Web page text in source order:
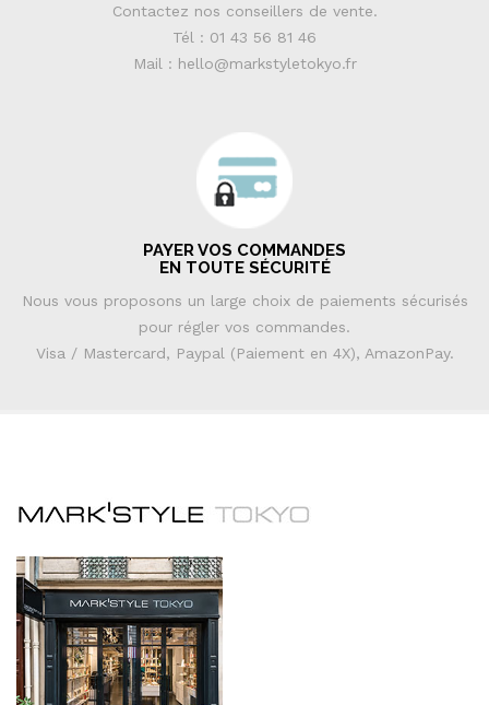
Contactez nos conseillers de vente.
Tél : 01 43 56 81 46
Mail : hello@markstyletokyo.fr
PAYER VOS COMMANDES
EN TOUTE SÉCURITÉ
Nous vous proposons un large choix de paiements sécurisés
pour régler vos commandes.
Visa / Mastercard, Paypal (Paiement en 4X), AmazonPay.